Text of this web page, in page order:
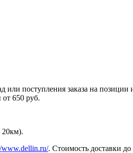
или поступления заказа на
650 руб.
20км).
www.dellin.ru/. Стоимость доставки